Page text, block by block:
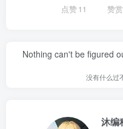
点赞11 赞赏
Nothing can't be figured
没有什么过
沐编